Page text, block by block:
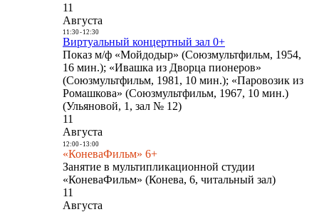
11
Августа
11:30- 12:30
Виртуальный концертный зал 0+
Показ м/ф «Мойдодыр» (Союзмультфильм, 1954,
16 мин.); «Ивашка из Дворца пионеров»
(Союзмультфильм, 1981, 10 мин.); «Паровозик из
Ромашкова» (Союзмультфильм, 1967, 10 мин.)
(Ульяновой, 1, зал № 12)
11
Августа
12:00- 13:00
«КоневаФильм» 6+
Занятие в мультипликационной студии
«КоневаФильм» (Конева, 6, читальный зал)
11
Августа